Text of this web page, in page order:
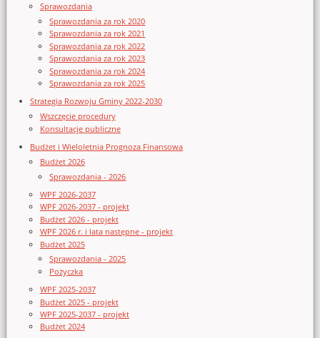
Sprawozdania
Sprawozdania za rok 2020
Sprawozdania za rok 2021
Sprawozdania za rok 2022
Sprawozdania za rok 2023
Sprawozdania za rok 2024
Sprawozdania za rok 2025
Strategia Rozwoju Gminy 2022-2030
Wszczęcie procedury
Konsultacje publiczne
Budżet i Wieloletnia Prognoza Finansowa
Budżet 2026
Sprawozdania - 2026
WPF 2026-2037
WPF 2026-2037 - projekt
Budżet 2026 - projekt
WPF 2026 r. i lata następne - projekt
Budżet 2025
Sprawozdania - 2025
Pożyczka
WPF 2025-2037
Budżet 2025 - projekt
WPF 2025-2037 - projekt
Budżet 2024